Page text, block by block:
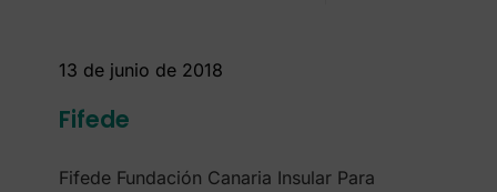
13 de junio de 2018
Fifede
Fifede Fundación Canaria Insular Para